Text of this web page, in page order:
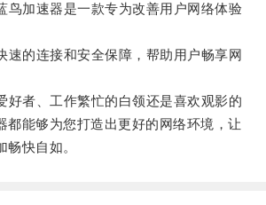
加速器是一款专为改善用户网络体验
的连接和安全保障，帮助用户畅享网
者、工作繁忙的白领还是喜欢观影的
都能够为您打造出更好的网络环境，让
快自如。